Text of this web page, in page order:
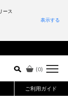
(0)
ご利用ガイド
詳細検索はこちら
ース
表示する